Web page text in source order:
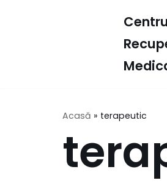
Centru
Acasă » terapeutic